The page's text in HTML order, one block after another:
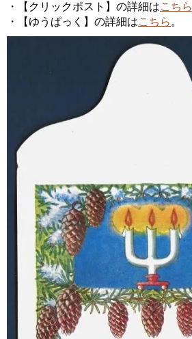
・【クリックポスト】の詳細はこちら
・【ゆうぱっく】の詳細はこちら 。